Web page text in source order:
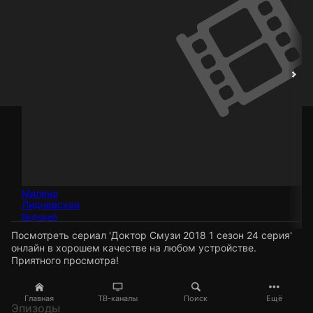
Главная ТВ-каналы Поиск Ещё
Милена
Лидневская
Ведущий
Посмотреть сериал 'Доктор Смузи 2018 1 сезон 24 серия'
онлайн в хорошем качестве на любом устройстве.
Приятного просмотра!
Эпизоды